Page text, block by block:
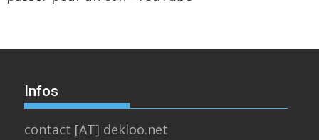
Infos
contact [AT] dekloo.net